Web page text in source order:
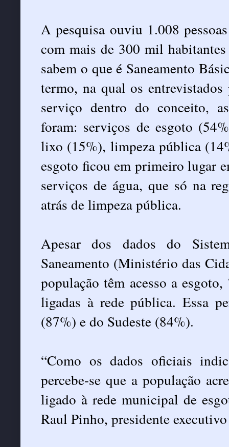
A pesquisa ouviu 1.008
com mais de 300 mil
sabem o que é Saneamento
termo, na qual os
serviço dentro do conceito,
foram: serviços de esgoto
lixo (15%), limpeza pública
esgoto ficou em primeiro lugar
serviços de água, que só na
atrás de limpeza pública.
Apesar dos dados do
Saneamento (Ministério das
população têm acesso a
ligadas à rede pública. Essa
(87%) e do Sudeste (84%).
“Como os dados oficiais
percebe-se que a população
ligado à rede municipal de
Raul Pinho, presidente